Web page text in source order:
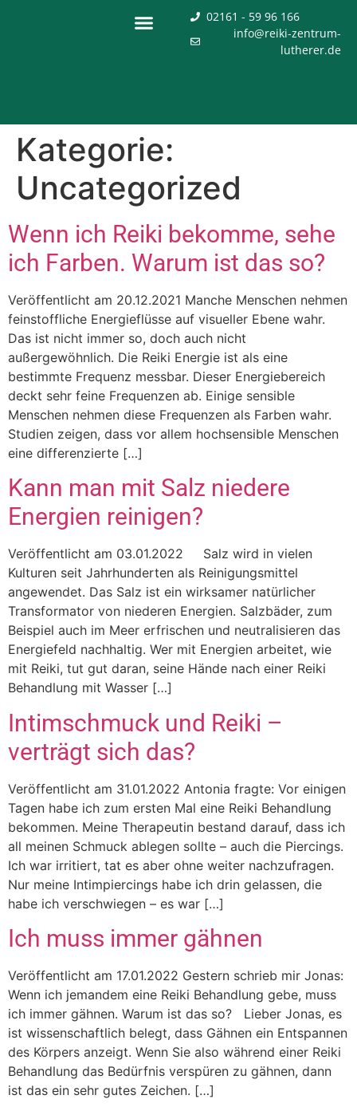
02161 - 59 96 166
info@reiki-zentrum-
lutherer.de
Kategorie:
Uncategorized
Wenn ich Reiki bekomme, sehe
ich Farben. Warum ist das so?
Veröffentlicht am 20.12.2021 Manche Menschen nehmen
feinstoffliche Energieflüsse auf visueller Ebene wahr.
Das ist nicht immer so, doch auch nicht
außergewöhnlich. Die Reiki Energie ist als eine
bestimmte Frequenz messbar. Dieser Energiebereich
deckt sehr feine Frequenzen ab. Einige sensible
Menschen nehmen diese Frequenzen als Farben wahr.
Studien zeigen, dass vor allem hochsensible Menschen
eine differenzierte […]
Kann man mit Salz niedere
Energien reinigen?
Veröffentlicht am 03.01.2022 Salz wird in vielen
Kulturen seit Jahrhunderten als Reinigungsmittel
angewendet. Das Salz ist ein wirksamer natürlicher
Transformator von niederen Energien. Salzbäder, zum
Beispiel auch im Meer erfrischen und neutralisieren das
Energiefeld nachhaltig. Wer mit Energien arbeitet, wie
mit Reiki, tut gut daran, seine Hände nach einer Reiki
Behandlung mit Wasser […]
Intimschmuck und Reiki –
verträgt sich das?
Veröffentlicht am 31.01.2022 Antonia fragte: Vor einigen
Tagen habe ich zum ersten Mal eine Reiki Behandlung
bekommen. Meine Therapeutin bestand darauf, dass ich
all meinen Schmuck ablegen sollte – auch die Piercings.
Ich war irritiert, tat es aber ohne weiter nachzufragen.
Nur meine Intimpiercings habe ich drin gelassen, die
habe ich verschwiegen – es war […]
Ich muss immer gähnen
Veröffentlicht am 17.01.2022 Gestern schrieb mir Jonas:
Wenn ich jemandem eine Reiki Behandlung gebe, muss
ich immer gähnen. Warum ist das so? Lieber Jonas, es
ist wissenschaftlich belegt, dass Gähnen ein Entspannen
des Körpers anzeigt. Wenn Sie also während einer Reiki
Behandlung das Bedürfnis verspüren zu gähnen, dann
ist das ein sehr gutes Zeichen. […]